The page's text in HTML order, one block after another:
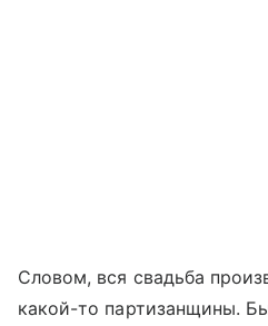
Словом, вся свадьба
какой-то партизанщины.